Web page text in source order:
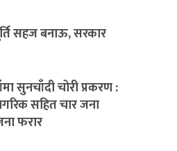
सहज बनाऊ, सरकार
सुनचाँदी चोरी प्रकरण :
सहित चार जना
फरार